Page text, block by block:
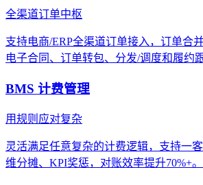
全渠道订单中枢
支持电商/ERP全渠道订单接入，订单合
电子合同、订单转包、分发/调度和履约跟
BMS 计费管理
用规则应对复杂
灵活满足任意复杂的计费逻辑，支持一
维分摊、KPI奖惩，对账效率提升70%+。